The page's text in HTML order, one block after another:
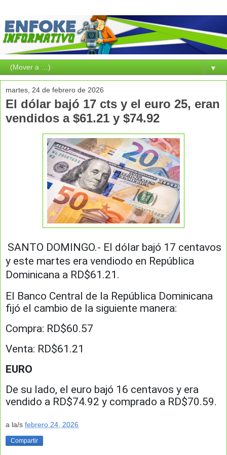
▼
martes, 24 de febrero de 2026
El dólar bajó 17 cts y el euro 25, eran
vendidos a $61.21 y $74.92
SANTO DOMINGO.- El dólar bajó 17 centavos
y este martes era vendiodo en República
Dominicana a RD$61.21.
El Banco Central de la República Dominicana
fijó el cambio de la siguiente manera:
Compra: RD$60.57
Venta: RD$61.21
EURO
De su lado, el euro bajó 16 centavos y era
vendido a RD$74.92 y comprado a RD$70.59.
a la/s febrero 24, 2026
Compartir